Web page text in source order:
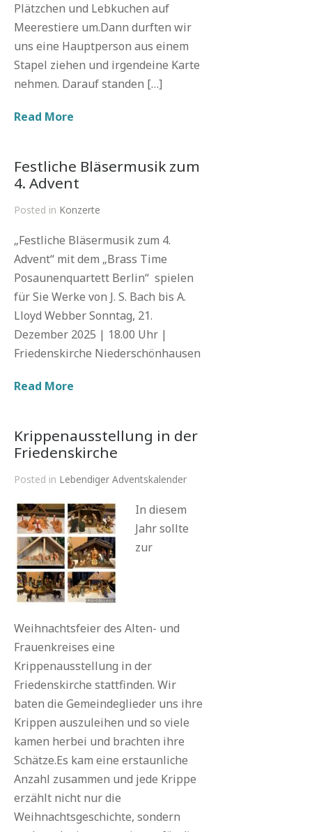
Plätzchen und Lebkuchen auf
Meerestiere um.Dann durften wir
uns eine Hauptperson aus einem
Stapel ziehen und irgendeine Karte
nehmen. Darauf standen […]
Read More
Festliche Bläsermusik zum
4. Advent
Posted in Konzerte
„Festliche Bläsermusik zum 4.
Advent“ mit dem „Brass Time
Posaunenquartett Berlin“ spielen
für Sie Werke von J. S. Bach bis A.
Lloyd Webber Sonntag, 21.
Dezember 2025 | 18.00 Uhr |
Friedenskirche Niederschönhausen
Read More
Krippenausstellung in der
Friedenskirche
Posted in Lebendiger Adventskalender
In diesem
Jahr sollte
zur
Weihnachtsfeier des Alten- und
Frauenkreises eine
Krippenausstellung in der
Friedenskirche stattfinden. Wir
baten die Gemeindeglieder uns ihre
Krippen auszuleihen und so viele
kamen herbei und brachten ihre
Schätze.Es kam eine erstaunliche
Anzahl zusammen und jede Krippe
erzählt nicht nur die
Weihnachtsgeschichte, sondern